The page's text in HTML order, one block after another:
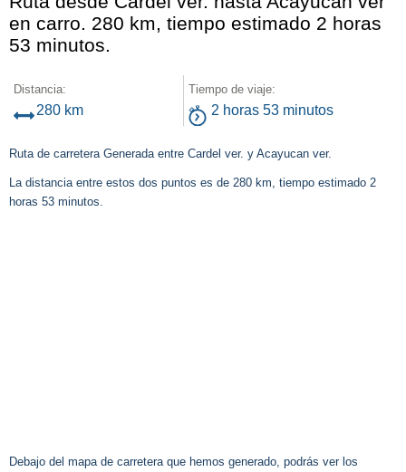
en carro. 280 km, tiempo estimado 2 horas
53 minutos.
Distancia:
280 km
Tiempo de viaje:
2 horas 53 minutos
Ruta de carretera Generada entre Cardel ver. y Acayucan ver.
La distancia entre estos dos puntos es de 280 km, tiempo estimado 2
horas 53 minutos.
Debajo del mapa de carretera que hemos generado, podrás ver los